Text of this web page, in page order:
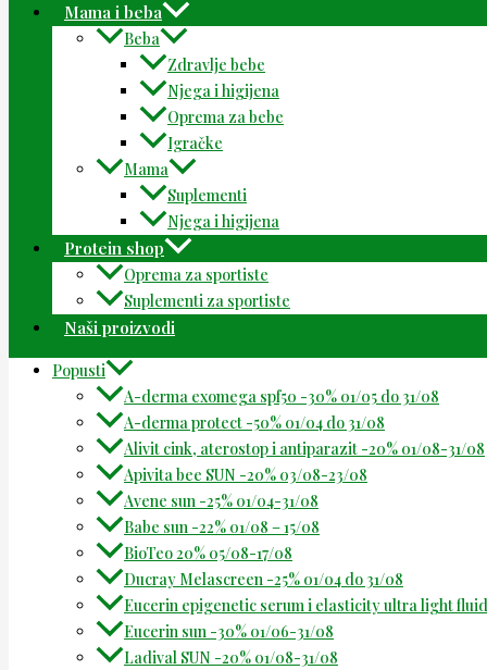
Mama i beba
Beba
Zdravlje bebe
Njega i higijena
Oprema za bebe
Igračke
Mama
Suplementi
Njega i higijena
Protein shop
Oprema za sportiste
Suplementi za sportiste
Naši proizvodi
Popusti
A-derma exomega spf50 -30% 01/05 do 31/08
A-derma protect -50% 01/04 do 31/08
Alivit cink, aterostop i antiparazit -20% 01/08-31/08
Apivita bee SUN -20% 03/08-23/08
Avene sun -25% 01/04-31/08
Babe sun -22% 01/08 – 15/08
BioTeo 20% 05/08-17/08
Ducray Melascreen -25% 01/04 do 31/08
Eucerin epigenetic serum i elasticity ultra light
Eucerin sun -30% 01/06-31/08
Ladival SUN -20% 01/08-31/08